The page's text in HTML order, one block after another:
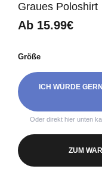
Graues Poloshirt
Ab 15.99€
Größe
ICH WÜRDE
Oder direkt hier unten
ZUM